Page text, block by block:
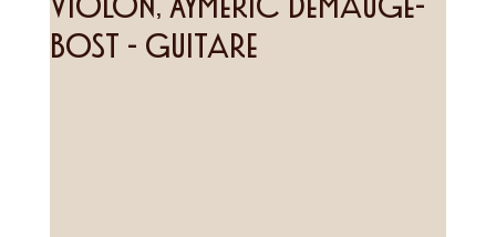
violon, Aymeric Demaugé-
Bost - guitare